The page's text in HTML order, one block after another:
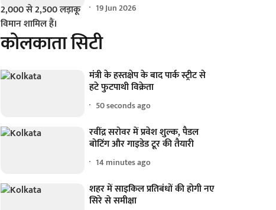
19 Jun 2026
कोलकाता सिटी
मंत्री के हस्तक्षेप के बाद पार्क स्ट्रीट से
हटे फुटपाथी विक्रेता
50 seconds ago
रवींद्र सरोवर में प्रवेश शुल्क, पैडल
बोटिंग और गाइडेड टूर की तैयारी
14 minutes ago
शहर में साइकिल प्रतिबंधों की होगी नए
सिरे से समीक्षा